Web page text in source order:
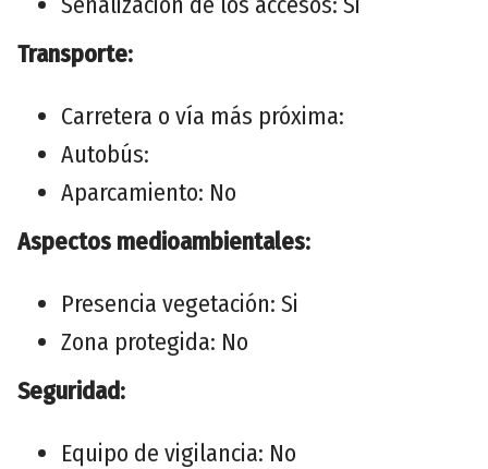
Transporte:
Carretera o vía más próxima:
Autobús:
Aparcamiento: No
Aspectos medioambientales:
Presencia vegetación: Si
Zona protegida: No
Seguridad:
Equipo de vigilancia: No